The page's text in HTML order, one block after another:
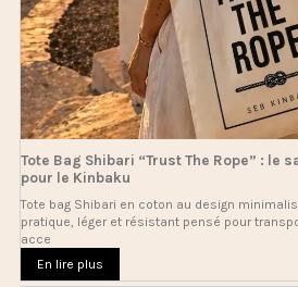
Tote Bag Shibari “Trust The Rope” : le
pour le Kinbaku
Tote bag Shibari en coton au design
pratique, léger et résistant pensé pour
acce
En lire plus